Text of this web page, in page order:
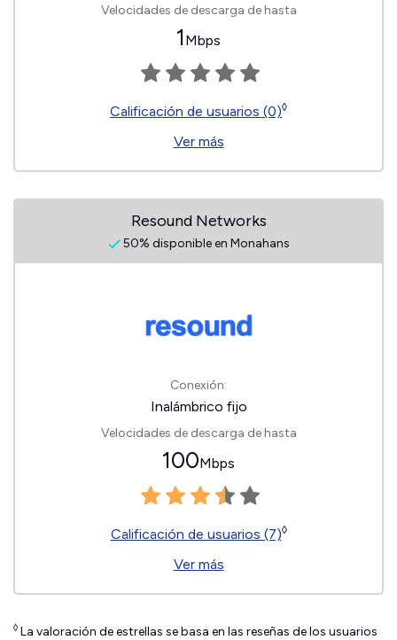
Velocidades de descarga de hasta
1 Mbps
Calificación de usuarios (0)◊
Ver más
Resound Networks
50% disponible en Monahans
Conexión:
Inalámbrico fijo
Velocidades de descarga de hasta
100Mbps
Calificación de usuarios (7)◊
Ver más
◊ La valoración de estrellas se basa en las reseñas de los usuarios